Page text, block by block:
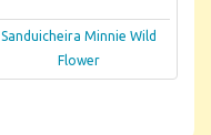
Sanduicheira Minnie Wild
Flower